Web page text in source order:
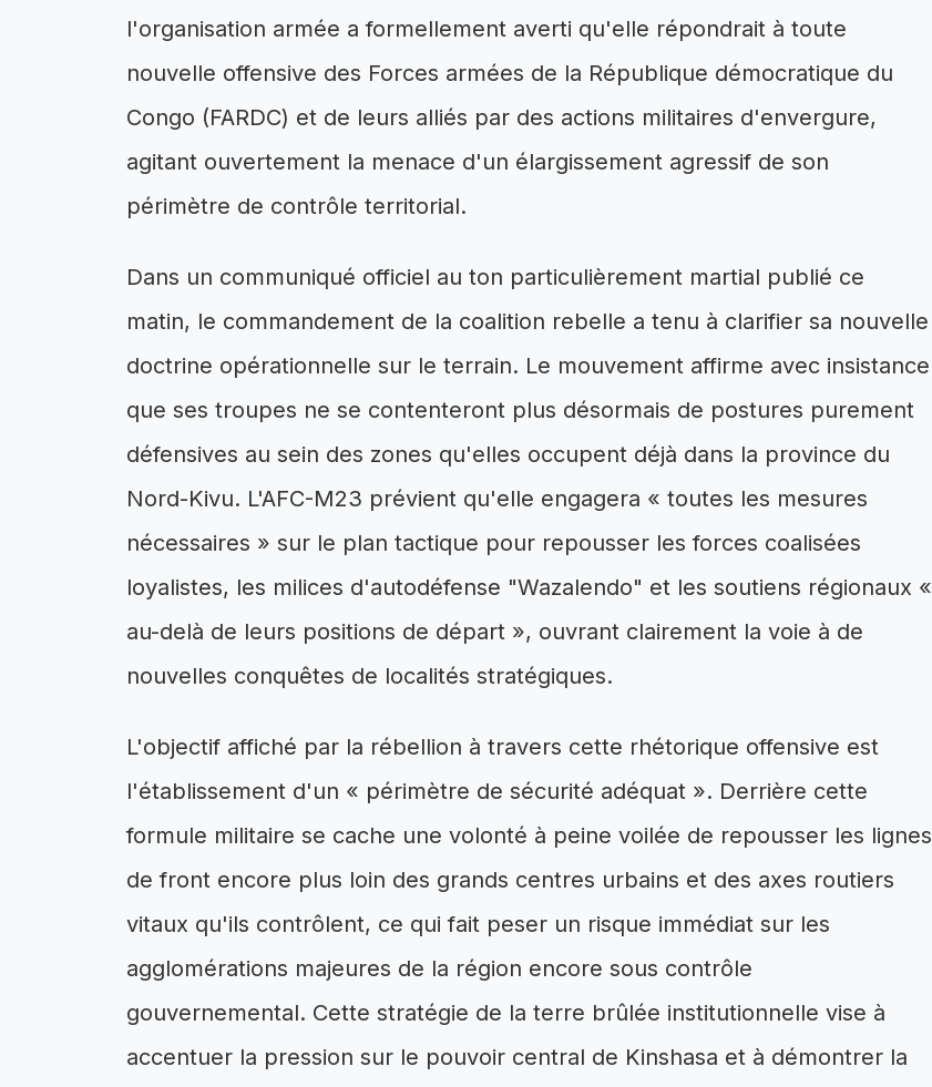
l'organisation armée a formellement averti qu'elle répondrait à toute
nouvelle offensive des Forces armées de la République démocratique du
Congo (FARDC) et de leurs alliés par des actions militaires d'envergure,
agitant ouvertement la menace d'un élargissement agressif de son
périmètre de contrôle territorial.
Dans un communiqué officiel au ton particulièrement martial publié ce
matin, le commandement de la coalition rebelle a tenu à clarifier sa nouvelle
doctrine opérationnelle sur le terrain. Le mouvement affirme avec insistance
que ses troupes ne se contenteront plus désormais de postures purement
défensives au sein des zones qu'elles occupent déjà dans la province du
Nord-Kivu. L'AFC-M23 prévient qu'elle engagera « toutes les mesures
nécessaires » sur le plan tactique pour repousser les forces coalisées
loyalistes, les milices d'autodéfense "Wazalendo" et les soutiens régionaux «
au-delà de leurs positions de départ », ouvrant clairement la voie à de
nouvelles conquêtes de localités stratégiques.
L'objectif affiché par la rébellion à travers cette rhétorique offensive est
l'établissement d'un « périmètre de sécurité adéquat ». Derrière cette
formule militaire se cache une volonté à peine voilée de repousser les lignes
de front encore plus loin des grands centres urbains et des axes routiers
vitaux qu'ils contrôlent, ce qui fait peser un risque immédiat sur les
agglomérations majeures de la région encore sous contrôle
gouvernemental. Cette stratégie de la terre brûlée institutionnelle vise à
accentuer la pression sur le pouvoir central de Kinshasa et à démontrer la